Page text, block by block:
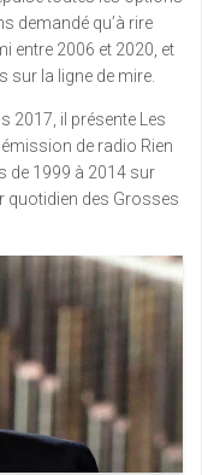
demandé qu’à rire
entre 2006 et 2020, et
sur la ligne de mire.
2017, il présente Les
de radio Rien
de 1999 à 2014 sur
quotidien des Grosses